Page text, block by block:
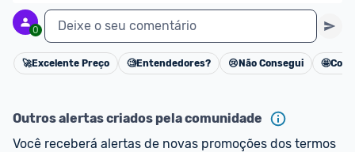
impostos.
*Atualizado em Agosto/2024
0 Deixe o seu comentário
Cancelar
🚀Excelente Preço 🧐Entendedores? 😢 Não Consegui 🤩
Outros alertas criados pela comunidade
Você receberá alertas de novas promoções dos termos